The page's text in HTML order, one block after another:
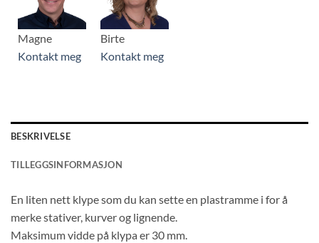
Magne
Kontakt meg
Birte
Kontakt meg
BESKRIVELSE
TILLEGGSINFORMASJON
En liten nett klype som du kan sette en plastramme i for å
merke stativer, kurver og lignende.
Maksimum vidde på klypa er 30 mm.